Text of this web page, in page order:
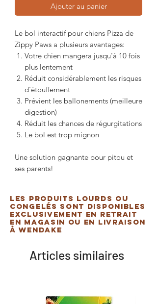
Ajouter au panier
Le bol interactif pour chiens Pizza de
Zippy Paws a plusieurs avantages:
Votre chien mangera jusqu'à 10 fois
plus lentement
Réduit considérablement les risques
d'étouffement
Prévient les ballonements (meilleure
digestion)
Réduit les chances de régurgitations
Le bol est trop mignon
Une solution gagnante pour pitou et
ses parents!
Les produits lourds ou
congelés sont disponibles
exclusivement en retrait
en magasin ou en livraison
à Wendake
Articles similaires